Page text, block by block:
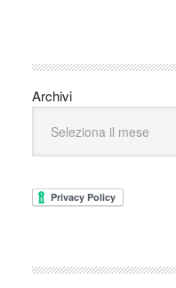
Archivi